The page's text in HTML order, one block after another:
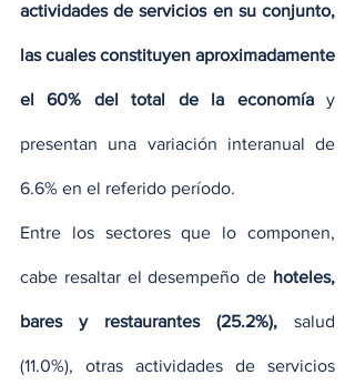
actividades de servicios en su conjunto,
las cuales constituyen aproximadamente
el 60% del total de la economía y
presentan una variación interanual de
6.6% en el referido período.
Entre los sectores que lo componen,
cabe resaltar el desempeño de hoteles,
bares y restaurantes (25.2%), salud
(11.0%), otras actividades de servicios